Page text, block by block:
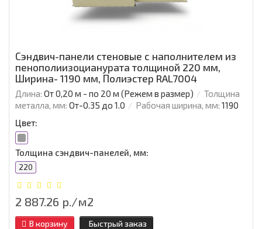
Сэндвич-панели стеновые с наполнителем из
пенополиизоцианурата толщиной 220 мм,
Ширина- 1190 мм, Полиэстер RAL7004
Длина: От 0,20 м - по 20 м (Режем в размер)
Толщина
металла, мм: От-0.35 до 1.0 Рабочая ширина, мм: 1190
Цвет:
Толщина сэндвич-панелей, мм:
220
2 887.26 р./м2
В корзину Быстрый заказ